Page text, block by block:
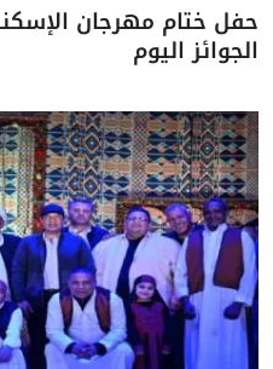
حفل ختام مهرجان
الجوائز اليوم